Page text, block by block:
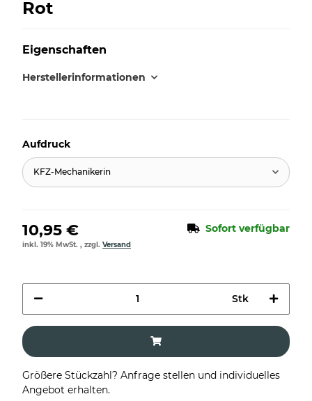
Rot
Eigenschaften
Herstellerinformationen
Aufdruck
KFZ-Mechanikerin
10,95 € Sofort verfügbar
inkl. 19% MwSt. , zzgl. Versand
Stk
Größere Stückzahl? Anfrage stellen und individuelles
Angebot erhalten.